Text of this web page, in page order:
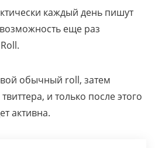
каждый день пишут
еще раз
обычный roll, затем
и только после этого
активна.